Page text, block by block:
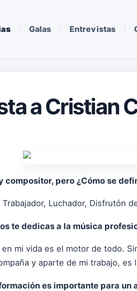
Galas Entrevistas
a Cristian
compositor, pero ¿Cómo se
Luchador, Disfrutón
te dedicas a la música
en mi vida es el motor de todo.
y aparte de mi trabajo,
es importante para un